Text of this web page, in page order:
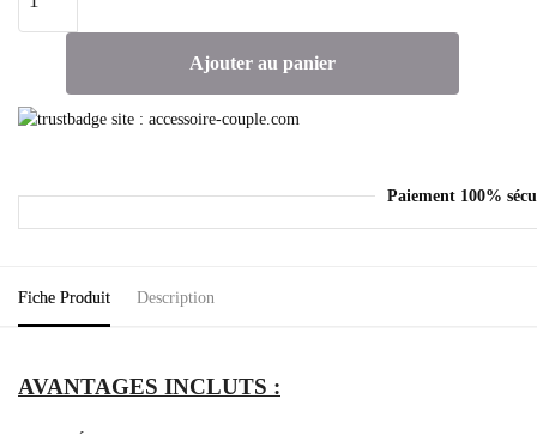
Ajouter au panier
Paiement 100%
Fiche Produit Description
AVANTAGES INCLUTS :